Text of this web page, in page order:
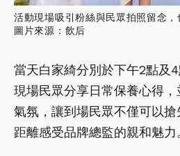
活動現場吸引粉絲與民眾拍照留念，
圖片來源：飲后
當天白家綺分別於下午2點及
現場民眾分享日常保養心得
氣氛，讓到場民眾不僅可以
距離感受品牌總監的親和魅力